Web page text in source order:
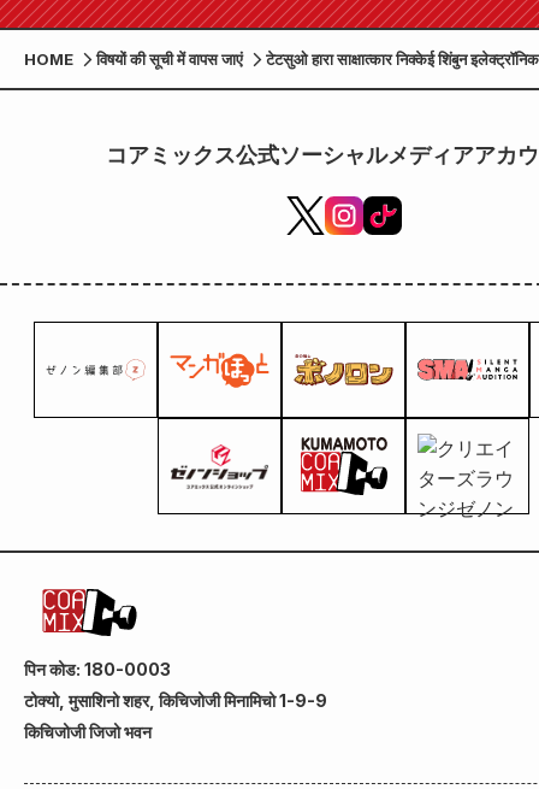
HOME विषयों की सूची में वापस जाएं
टेटसुओ हारा साक्षात्कार निक्केई शिंबुन
コアミックス公式ソーシャルメディアアカ
पिन कोड: 180-0003
टोक्यो, मुसाशिनो शहर, किचिजोजी मिनामिचो 1-9-9
किचिजोजी जिजो भवन